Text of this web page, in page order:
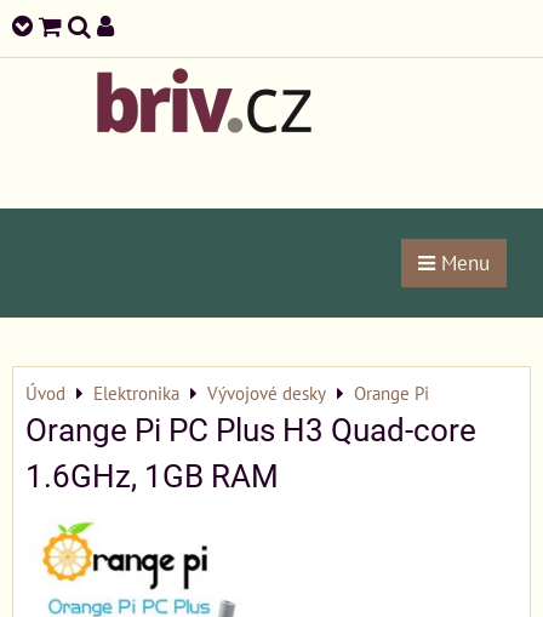
Menu
Úvod Elektronika Vývojové desky Orange Pi
Orange Pi PC Plus H3 Quad-core
1.6GHz, 1GB RAM